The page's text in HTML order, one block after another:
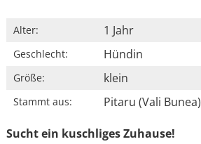
Alter: 1 Jahr
Geschlecht: Hündin
Größe: klein
Stammt aus: Pitaru (Vali Bunea)
Sucht ein kuschliges Zuhause!